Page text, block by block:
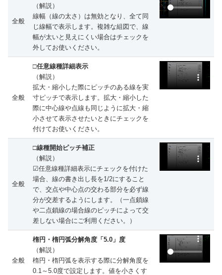
全般
（解説）
線幅（線の太さ）は無効となり、全て同
じ線幅で表示します。複雑な組図で、線
幅が太いと見えにくい場合はチェックを
外してお使いください。
全般
□任意線種詳細表示
（解説）
拡大・縮小した際にピッチのある線を実
寸ピッチで表示します。拡大・縮小した
際に中心線や点線も同じように拡大・縮
小させて表示させたいときにチェックを
付けてお使いください。
全般
□線種開始ピッチ補正
（解説）
☑任意線種詳細表示にチェックを付けた
場合、線の書き出し長を1/2にすること
で、交点や中心点の交わる部分を必ず線
分が交差するようにします。（一点鎖線
や二点鎖線の場合線のピッチによって交
差しない場合にご利用ください。）
全般
楕円・楕円弧分解角度「5.0」度
（解説）
楕円・楕円弧を表示する際に分解角度を
0.1～5.0度で設定します。値を小さくす